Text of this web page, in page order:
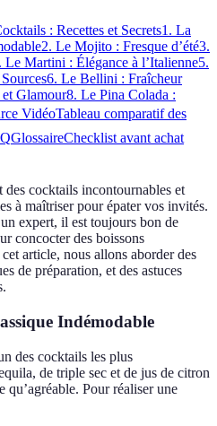
: Recettes et Secrets1. La
2. Le Mojito : Fresque d’été3.
Le Martini : Élégance à l’Italienne5.
6. Le Bellini : Fraîcheur
Glamour8. Le Pina Colada :
VidéoTableau comparatif des
GlossaireChecklist avant achat
cocktails incontournables et
à maîtriser pour épater vos invités.
expert, il est toujours bon de
concocter des boissons
article, nous allons aborder des
de préparation, et des astuces
Indémodable
des cocktails les plus
de triple sec et de jus de citron
qu’agréable. Pour réaliser une